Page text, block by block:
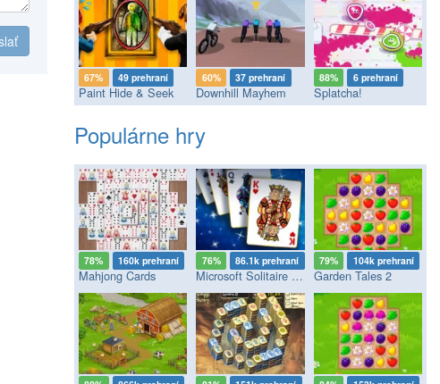
67% 49 prehraní
Paint Hide & Seek
60% 37 prehraní
Downhill Mayhem
88% 6 prehraní
Splatcha!
Populárne hry
78% 160k prehraní
Mahjong Cards
76% 86.1k prehraní
Microsoft Solitaire Collection
79% 104k prehraní
Garden Tales 2